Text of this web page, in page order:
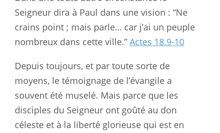
Seigneur dira à Paul dans une vision : “Ne
crains point ; mais parle… car j’ai un peuple
nombreux dans cette ville.” Actes 18.9-10
Depuis toujours, et par toute sorte de
moyens, le témoignage de l’évangile a
souvent été muselé. Mais parce que les
disciples du Seigneur ont goûté au don
céleste et à la liberté glorieuse qui est en